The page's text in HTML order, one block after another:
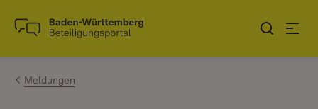
Zum Inhalt springen
Link zur Startseite
Meldungen